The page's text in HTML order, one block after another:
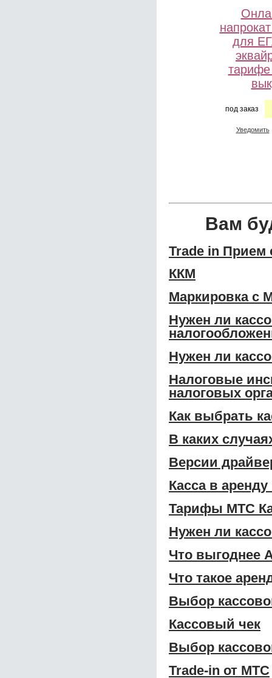
для
тарифе
под заказ
Уведомить
Вам
Trade in Прием
ККМ
Маркировка с
Нужен ли
Нужен ли
Налоговые
налоговых
Как выбрать
В каких
Версии
Касса в
Тарифы МТС
Нужен ли
Что выгоднее
Что такое
Выбор
Кассовый чек
Выбор
Trade-in от МТС